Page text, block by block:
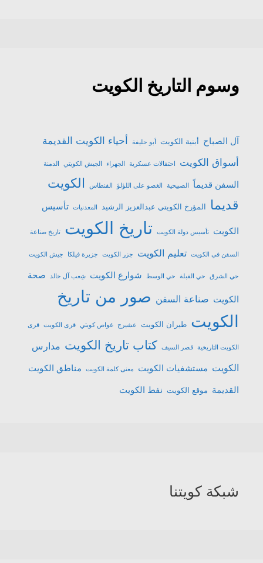
وسوم التاريخ الكويت
آل الصباح أبنية الكويت أبو حليفة
أحياء الكويت القديمة
أسواق الكويت
احتفالات عسكرية الجهراء الجيش الكويتي الدمنة
السفن قديماً الصبيحية الغصو على اللؤلؤ الفنطاس
الكويت
قديما
المؤرخ الكويتي عبدالعزيز الرشيد المعدنيات تأسيس
الكويت تأسيس دولة الكويت تاريخ الكويت تاريخ صناعة
السفن في الكويت تعليم الكويت جزر الكويت جزيرة فيلكا جيش الكويت
حي الشرق حي القبلة حي الوسط شوارع الكويت شِعب آل خالد صحة
الكويت صناعة السفن صور من تاريخ
الكويت طيران الكويت عشیرج غواص كويتي قرى الكويت قرى
الكويت التاريخية قصر السيف كتاب تاريخ الكويت مدارس
الكويت مستشفيات الكويت معنى كلمة الكويت مناطق الكويت
القديمة موقع الكويت نفط الكويت
شبكة كويتنا